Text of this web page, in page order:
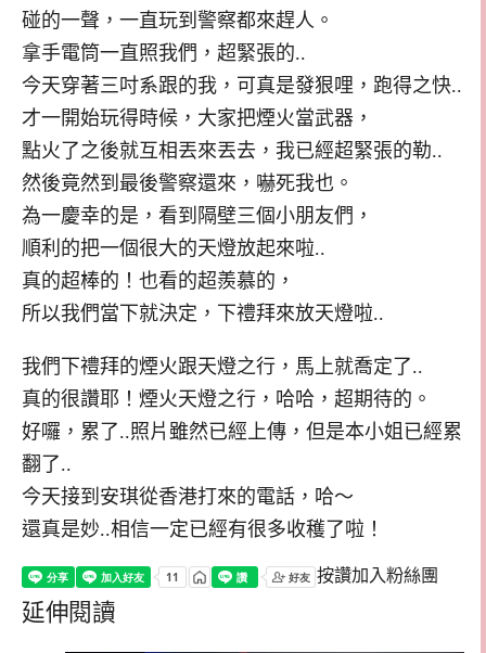
碰的一聲，一直玩到警察都來趕人。
拿手電筒一直照我們，超緊張的..
今天穿著三吋系跟的我，可真是發狠哩，跑得之快..
才一開始玩得時候，大家把煙火當武器，
點火了之後就互相丟來丟去，我已經超緊張的勒..
然後竟然到最後警察還來，嚇死我也。
為一慶幸的是，看到隔壁三個小朋友們，
順利的把一個很大的天燈放起來啦..
真的超棒的！也看的超羨慕的，
所以我們當下就決定，下禮拜來放天燈啦..
我們下禮拜的煙火跟天燈之行，馬上就喬定了..
真的很讚耶！煙火天燈之行，哈哈，超期待的。
好囉，累了..照片雖然已經上傳，但是本小姐已經累
翻了..
今天接到安琪從香港打來的電話，哈～
還真是妙..相信一定已經有很多收穫了啦！
按讚加入粉絲團
延伸閱讀